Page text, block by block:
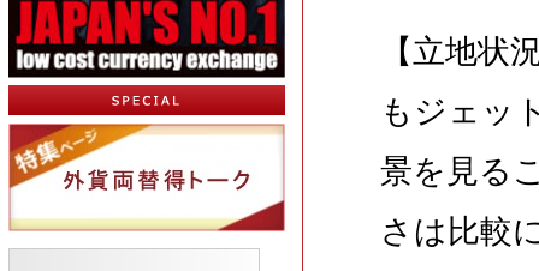
【立地状
もジェッ
景を見る
さは比較